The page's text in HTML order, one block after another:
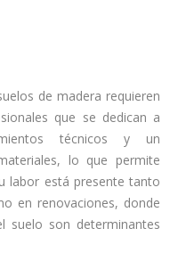
de madera requieren
que se dedican a
técnicos y un
lo que permite
labor está presente tanto
en renovaciones, donde
suelo son determinantes